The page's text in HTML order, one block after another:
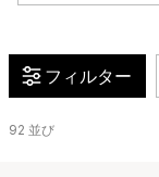
フィルター
92 並び